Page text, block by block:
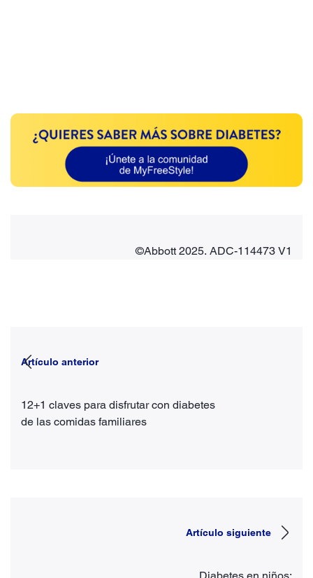
©Abbott 2025. ADC-114473 V1
Artículo anterior
12+1 claves para disfrutar con diabetes
de las comidas familiares
Artículo siguiente